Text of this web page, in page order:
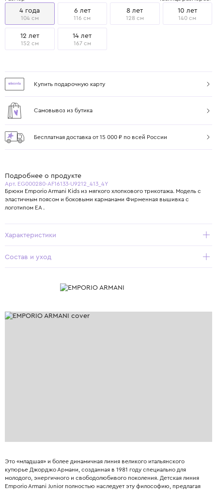
4 года
104 см
6 лет
116 см
8 лет
128 см
10 лет
140 см
12 лет
152 см
14 лет
167 см
Купить подарочную карту
Самовывоз из бутика
Бесплатная доставка от 15 000 ₽ по всей России
Подробнее о продукте
Арт. EG000280-AF16133-U9212_413_4Y
Брюки Emporio Armani Kids из мягкого хлопкового трикотажа. Модель с
эластичным поясом и боковыми карманами Фирменная вышивка с
логотипом EA .
Характеристики
Состав и уход
Это «младшая» и более динамичная линия великого итальянского
кутюрье Джорджо Армани, созданная в 1981 году специально для
молодого, энергичного и свободолюбивого поколения. Детская линия
Emporio Armani Junior полностью наследует эту философию, предлагая